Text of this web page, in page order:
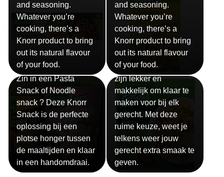
and seasoning.
Whatever you’re
cooking, there’s a
Knorr product to bring
out its natural flavour
of your food.
and seasoning.
Whatever you’re
cooking, there’s a
Knorr product to bring
out its natural flavour
of your food.
Snackpots
Zin in een Pasta
Snack of Noodle
snack ? Deze Knorr
Snack is de perfecte
oplossing bij een
plotse honger tussen
de maaltijden en klaar
in een handomdraai.
Sauzen
Onze Knorr sauzen
zijn lekker en
makkelijk om klaar te
maken voor bij elk
gerecht. Met deze
ruime keuze, weet je
telkens weer jouw
gerecht extra smaak te
geven.